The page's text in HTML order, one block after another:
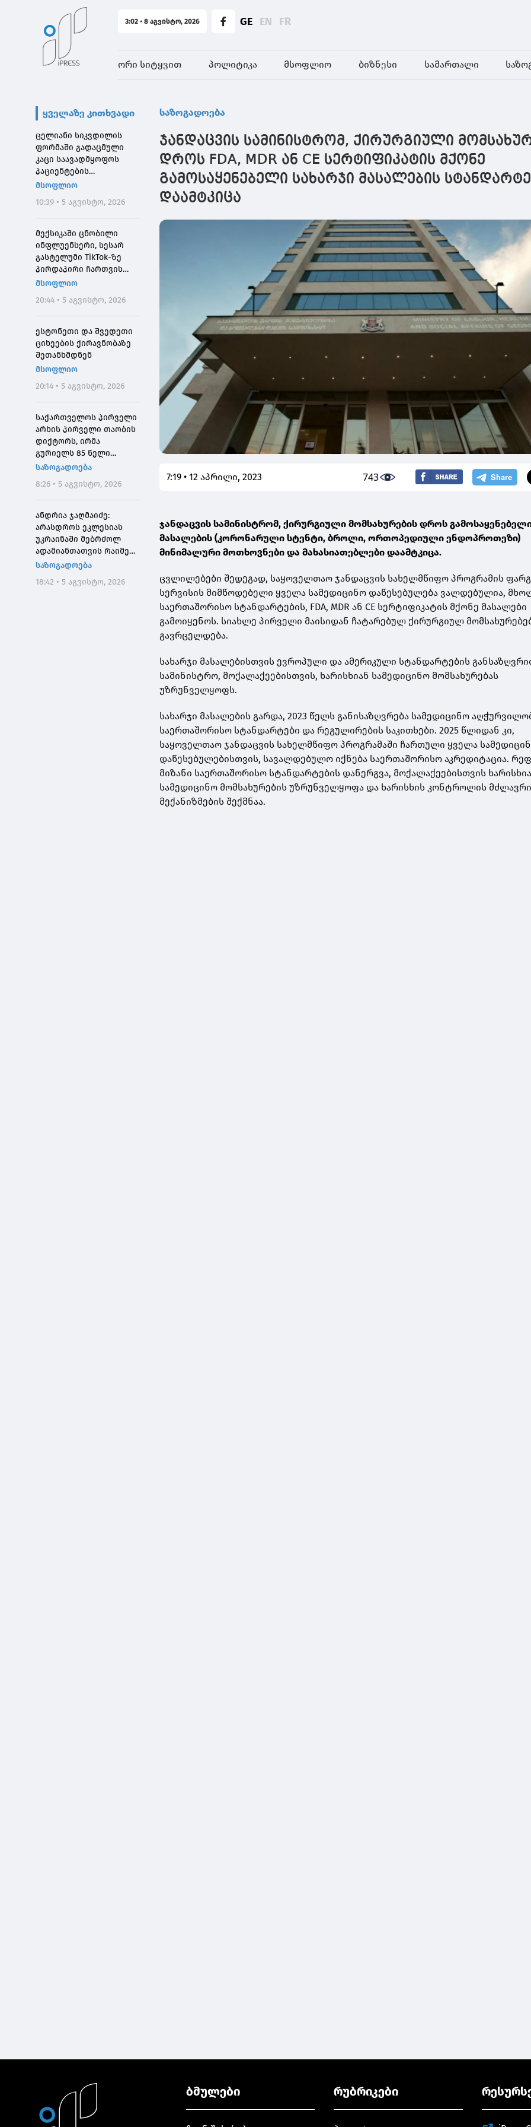
3:02 • 8 აგვისტო, 2026 GE EN FR
ორი სიტყვით პოლიტიკა მსოფლიო ბიზნესი სამართალი
ყველაზე კითხვადი
ცელიანი სიკვდილის
ფორმაში გადაცმული
კაცი საავადმყოფოს
პაციენტების
შეშინებისთვის
მსოფლიო
10:39 • 5 აგვისტო, 2026
მექსიკაში ცნობილი
ინფლუენსერი, სესარ
გასტელუმი TikTok-ზე
პირდაპირი ჩართვის
დროს მოკლეს
მსოფლიო
20:44 • 5 აგვისტო, 2026
ესტონეთი და შვედეთი
ციხეების ქირავნობაზე
შეთანხმდნენ
მსოფლიო
20:14 • 5 აგვისტო, 2026
საქართველოს პირველი
არხის პირველი თაობის
დიქტორს, ირმა
გურიელს 85 წელი
შეუსრულდა
საზოგადოება
8:26 • 5 აგვისტო, 2026
ანდრია ჯაღმაიძე:
არასდროს ეკლესიას
უკრაინაში მებრძოლ
ადამიანთათვის რაიმე
შემზღუდავი ნორმა არ
საზოგადოება
18:42 • 5 აგვისტო, 2026
საზოგადოება
ჯანდაცვის სამინისტრომ, ქირურგიული
დროს FDA, MDR ან CE სერტიფიკატის მქონე
გამოსაყენებელი სახარჯი მასალების
დაამტკიცა
7:19 • 12 აპრილი, 2023 743
ჯანდაცვის სამინისტრომ, ქირურგიული მომსახურების დროს
მასალების (კორონარული სტენტი, ბროლი, ორთოპედიული ენდოპროთეზი)
მინიმალური მოთხოვნები და მახასიათებლები დაამტკიცა.
ცვლილებები შედეგად, საყოველთაო ჯანდაცვის სახელმწიფო პროგრამის
სერვისის მიმწოდებელი ყველა სამედიცინო დაწესებულება ვალდებულია,
საერთაშორისო სტანდარტების, FDA, MDR ან CE სერტიფიკატის მქონე მასალები
გამოიყენოს. სიახლე პირველი მაისიდან ჩატარებულ ქირურგიულ
გავრცელდება.
სახარჯი მასალებისთვის ევროპული და ამერიკული სტანდარტების
სამინისტრო, მოქალაქეებისთვის, ხარისხიან სამედიცინო მომსახურებას
უზრუნველყოფს.
სახარჯი მასალების გარდა, 2023 წელს განისაზღვრება სამედიცინო
საერთაშორისო სტანდარტები და რეგულირების საკითხები. 2025 წლიდან კი,
საყოველთაო ჯანდაცვის სახელმწიფო პროგრამაში ჩართული ყველა
დაწესებულებისთვის, სავალდებულო იქნება საერთაშორისო აკრედიტაცია.
მიზანი საერთაშორისო სტანდარტების დანერგვა, მოქალაქეებისთვის
სამედიცინო მომსახურების უზრუნველყოფა და ხარისხის კონტროლის მძლავრი
მექანიზმების შექმნაა.
ბმულები რუბრიკები